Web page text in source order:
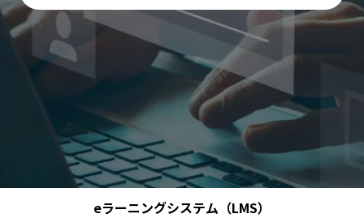
eラーニングシステム（LMS）